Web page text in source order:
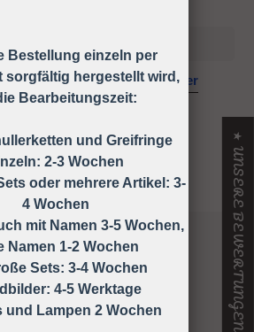
GPSR Compliance Manager
127 ★ UNSERE BEWERTUNGEN
Bestellung einzeln per
sorgfältig hergestellt wird,
Bearbeitungszeit:
und Greifringe
2-3 Wochen
oder mehrere Artikel: 3-
4 Wochen
mit Namen 3-5 Wochen,
Namen 1-2 Wochen
Sets: 3-4 Wochen
4-5 Werktage
und Lampen 2 Wochen